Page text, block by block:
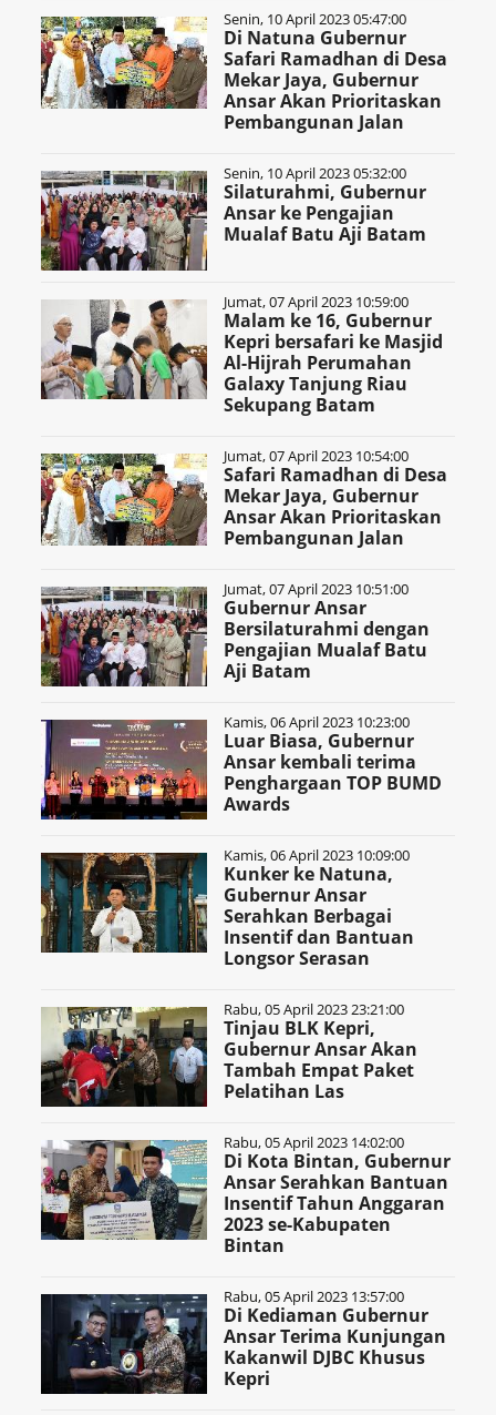
Senin, 10 April 2023 05:47:00
Di Natuna Gubernur
Safari Ramadhan di Desa
Mekar Jaya, Gubernur
Ansar Akan Prioritaskan
Pembangunan Jalan
Senin, 10 April 2023 05:32:00
Silaturahmi, Gubernur
Ansar ke Pengajian
Mualaf Batu Aji Batam
Jumat, 07 April 2023 10:59:00
Malam ke 16, Gubernur
Kepri bersafari ke Masjid
Al-Hijrah Perumahan
Galaxy Tanjung Riau
Sekupang Batam
Jumat, 07 April 2023 10:54:00
Safari Ramadhan di Desa
Mekar Jaya, Gubernur
Ansar Akan Prioritaskan
Pembangunan Jalan
Jumat, 07 April 2023 10:51:00
Gubernur Ansar
Bersilaturahmi dengan
Pengajian Mualaf Batu
Aji Batam
Kamis, 06 April 2023 10:23:00
Luar Biasa, Gubernur
Ansar kembali terima
Penghargaan TOP BUMD
Awards
Kamis, 06 April 2023 10:09:00
Kunker ke Natuna,
Gubernur Ansar
Serahkan Berbagai
Insentif dan Bantuan
Longsor Serasan
Rabu, 05 April 2023 23:21:00
Tinjau BLK Kepri,
Gubernur Ansar Akan
Tambah Empat Paket
Pelatihan Las
Rabu, 05 April 2023 14:02:00
Di Kota Bintan, Gubernur
Ansar Serahkan Bantuan
Insentif Tahun Anggaran
2023 se-Kabupaten
Bintan
Rabu, 05 April 2023 13:57:00
Di Kediaman Gubernur
Ansar Terima Kunjungan
Kakanwil DJBC Khusus
Kepri